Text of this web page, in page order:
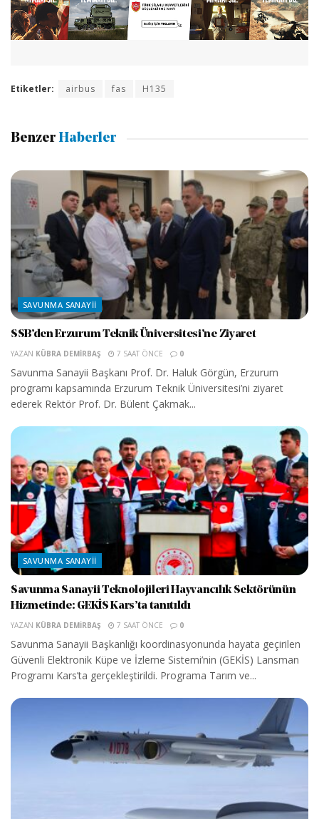
Etiketler: airbus fas H135
Benzer Haberler
SAVUNMA SANAYII
SSB’den Erzurum Teknik Üniversitesi’ne Ziyaret
YAZAN KÜBRA DEMIRBAŞ 7 SAAT ÖNCE 0
Savunma Sanayii Başkanı Prof. Dr. Haluk Görgün, Erzurum
programı kapsamında Erzurum Teknik Üniversitesi’ni ziyaret
ederek Rektör Prof. Dr. Bülent Çakmak...
SAVUNMA SANAYII
Savunma Sanayii Teknolojileri Hayvancılık Sektörünün
Hizmetinde: GEKİS Kars’ta tanıtıldı
YAZAN KÜBRA DEMIRBAŞ 7 SAAT ÖNCE 0
Savunma Sanayii Başkanlığı koordinasyonunda hayata geçirilen
Güvenli Elektronik Küpe ve İzleme Sistemi’nin (GEKİS) Lansman
Programı Kars’ta gerçekleştirildi. Programa Tarım ve...